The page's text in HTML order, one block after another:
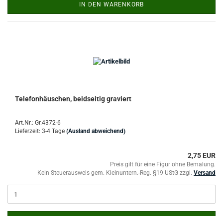
IN DEN WARENKORB
Telefonhäuschen, beidseitig graviert
Art.Nr.: Gr.4372-6
Lieferzeit: 3-4 Tage (Ausland abweichend)
2,75 EUR
Preis gilt für eine Figur ohne Bemalung.
Kein Steuerausweis gem. Kleinuntern.-Reg. §19 UStG zzgl. Versand